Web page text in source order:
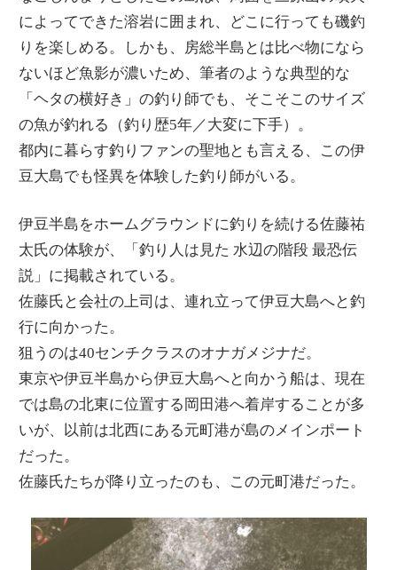
によってできた溶岩に囲まれ、どこに行っても磯釣
りを楽しめる。しかも、房総半島とは比べ物になら
ないほど魚影が濃いため、筆者のような典型的な
「ヘタの横好き」の釣り師でも、そこそこのサイズ
の魚が釣れる（釣り歴5年／大変に下手）。
都内に暮らす釣りファンの聖地とも言える、この伊
豆大島でも怪異を体験した釣り師がいる。
伊豆半島をホームグラウンドに釣りを続ける佐藤祐
太氏の体験が、「釣り人は見た 水辺の階段 最恐伝
説」に掲載されている。
佐藤氏と会社の上司は、連れ立って伊豆大島へと釣
行に向かった。
狙うのは40センチクラスのオナガメジナだ。
東京や伊豆半島から伊豆大島へと向かう船は、現在
では島の北東に位置する岡田港へ着岸することが多
いが、以前は北西にある元町港が島のメインポート
だった。
佐藤氏たちが降り立ったのも、この元町港だった。